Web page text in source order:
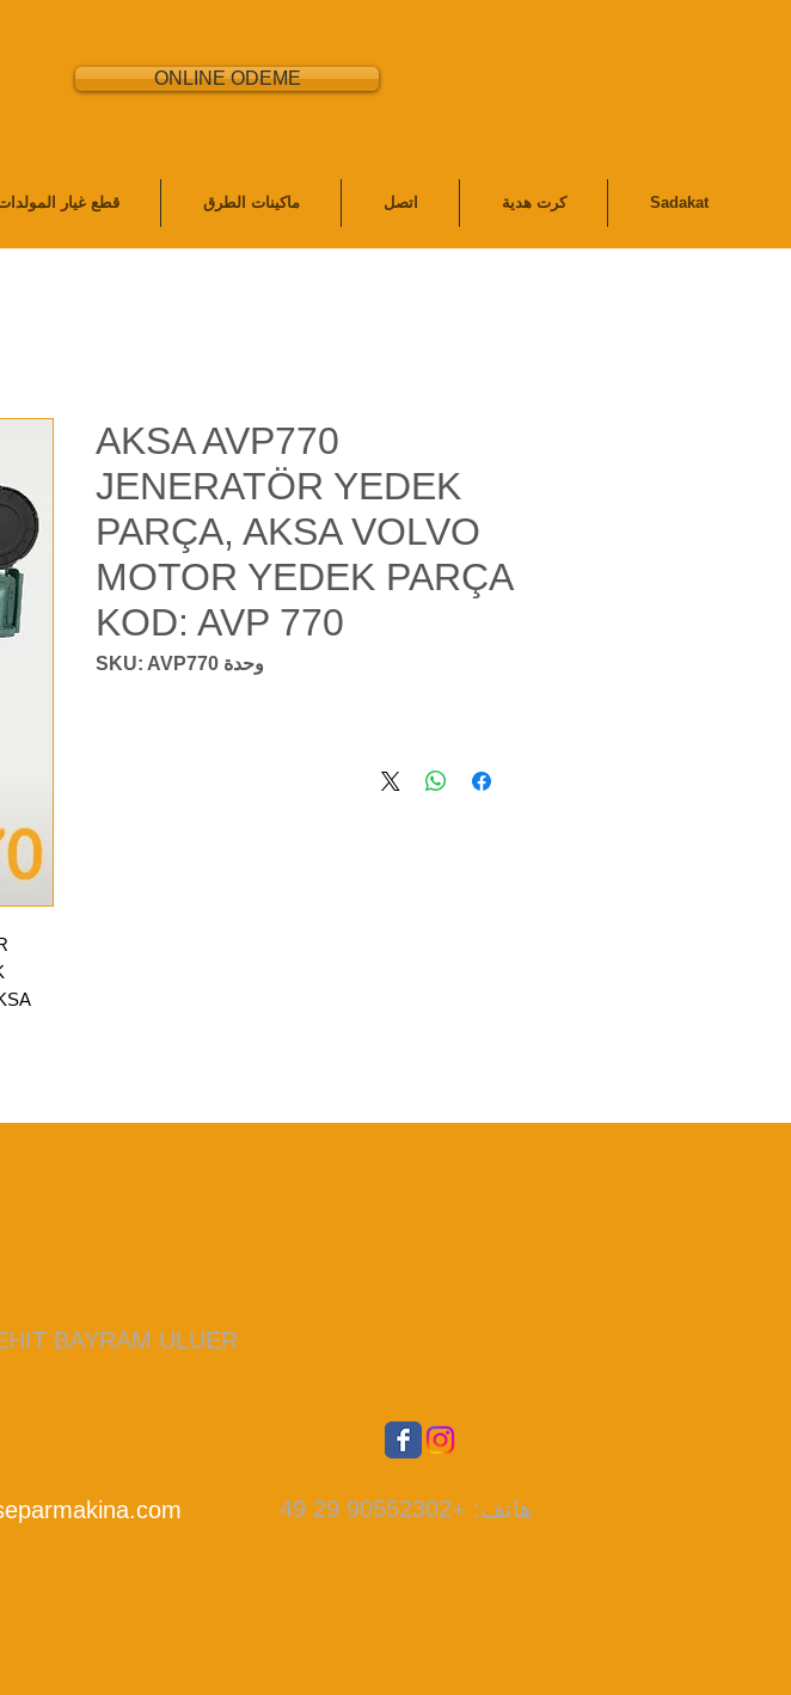
ONLINE ODEME
قطع غيار ماكينات الطرق اتصل كرت هدية Sadakat
AKSA AVP770
JENERATÖR YEDEK
PARÇA, AKSA VOLVO
MOTOR YEDEK PARÇA
KOD: AVP 770
وحدة SKU: AVP770
BAYRAM ULUER
هاتف: +90552302 29 49